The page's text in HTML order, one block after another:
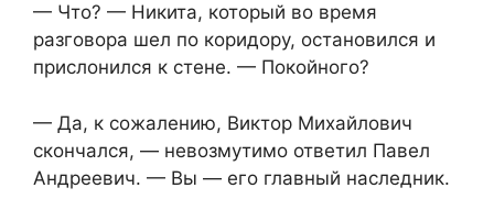
— Что? — Никита, который во время
разговора шел по коридору, остановился и
прислонился к стене. — Покойного?
— Да, к сожалению, Виктор Михайлович
скончался, — невозмутимо ответил Павел
Андреевич. — Вы — его главный наследник.